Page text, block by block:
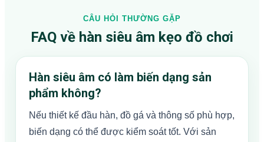
CÂU HỎI THƯỜNG GẶP
FAQ về hàn siêu âm kẹo đồ chơi
Hàn siêu âm có làm biến dạng sản
phẩm không?
Nếu thiết kế đầu hàn, đồ gá và thông số phù hợp,
biến dạng có thể được kiểm soát tốt. Với sản